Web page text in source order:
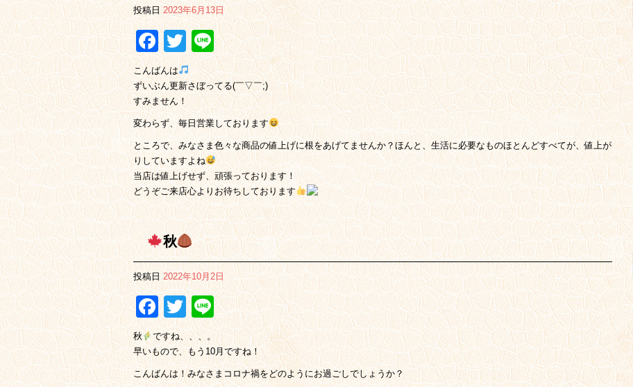
投稿日 2023年6月13日
Facebook
Twitter
Line
こんばんは
ずいぶん更新さぼってる(￣▽￣;)
すみません！
変わらず、毎日営業しております
ところで、みなさま色々な商品の値上げに根をあげてませんか？ほんと、生活に必要なものほとんどすべてが、値上が
りしていますよね
当店は値上げせず、頑張っております！
どうぞご来店心よりお待ちしております
秋
投稿日 2022年10月2日
Facebook
Twitter
Line
秋
ですね、、、。
早いもので、もう10月ですね！
こんばんは！みなさまコロナ禍をどのようにお過ごしでしょうか？